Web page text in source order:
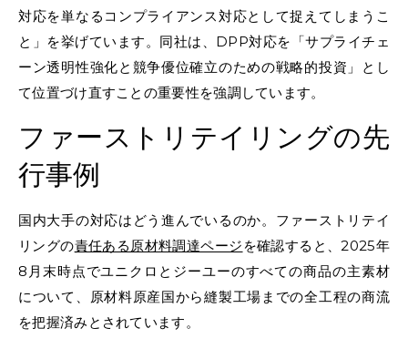
対応を単なるコンプライアンス対応として捉えてしまうこ
と」を挙げています。同社は、DPP対応を「サプライチェ
ーン透明性強化と競争優位確立のための戦略的投資」とし
て位置づけ直すことの重要性を強調しています。
ファーストリテイリングの先
行事例
国内大手の対応はどう進んでいるのか。ファーストリテイ
リングの責任ある原材料調達ページ を確認すると、2025年
8月末時点でユニクロとジーユーのすべての商品の主素材
について、原材料原産国から縫製工場までの全工程の商流
を把握済みとされています。